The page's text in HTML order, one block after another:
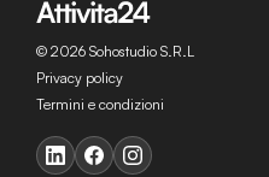
© 2026 Sohostudio S.R.L
Privacy policy
Termini e condizioni